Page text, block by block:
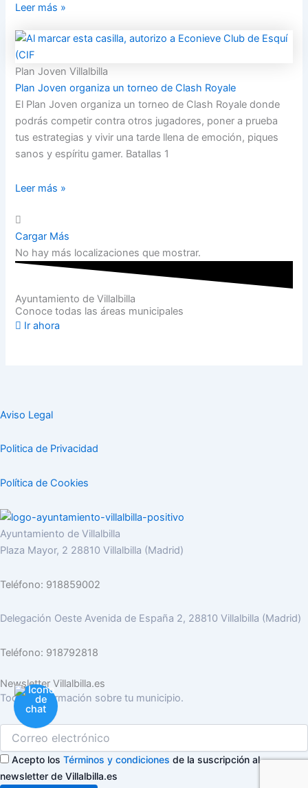
Leer más »
Plan Joven Villalbilla
Plan Joven organiza un torneo de Clash Royale
El Plan Joven organiza un torneo de Clash Royale donde
podrás competir contra otros jugadores, poner a prueba
tus estrategias y vivir una tarde llena de emoción, piques
sanos y espíritu gamer. Batallas 1
Leer más »
Cargar Más
No hay más localizaciones que mostrar.
Ayuntamiento de Villalbilla
Conoce todas las áreas municipales
Ir ahora
Aviso Legal
Politica de Privacidad
Política de Cookies
Ayuntamiento de Villalbilla
Plaza Mayor, 2 28810 Villalbilla (Madrid)
Teléfono: 918859002
Delegación Oeste Avenida de España 2, 28810 Villalbilla (Madrid)
Teléfono: 918792818
Newsletter Villalbilla.es
Toda la información sobre tu municipio.
Acepto los Términos y condiciones de la suscripción al
newsletter de Villalbilla.es